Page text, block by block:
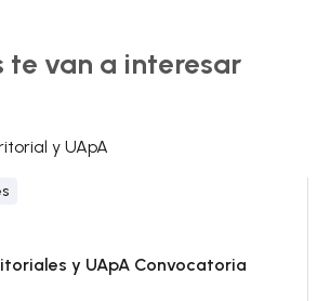
te van a interesar
y UApA Convocatoria